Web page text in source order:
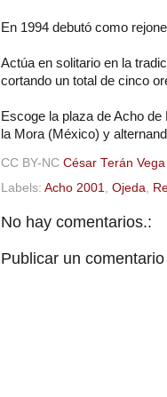
En 1994 debutó como
Actúa en solitario en la
cortando un total de cinco
Escoge la plaza de Acho
la Mora (México) y
CC BY-NC César Terán Vega
Labels: Acho 2001 Ojeda
No hay comentarios.:
Publicar un comentario